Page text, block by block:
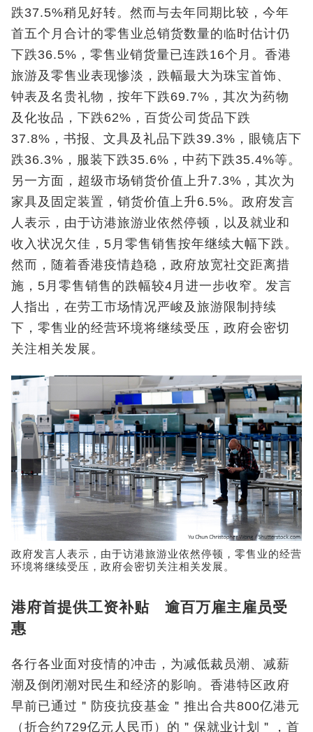
跌37.5%稍见好转。然而与去年同期比较，今年
首五个月合计的零售业总销货数量的临时估计仍
下跌36.5%，零售业销货量已连跌16个月。香港
旅游及零售业表现惨淡，跌幅最大为珠宝首饰、
钟表及名贵礼物，按年下跌69.7%，其次为药物
及化妆品，下跌62%，百货公司货品下跌
37.8%，书报、文具及礼品下跌39.3%，眼镜店下
跌36.3%，服装下跌35.6%，中药下跌35.4%等。
另一方面，超级市场销货价值上升7.3%，其次为
家具及固定装置，销货价值上升6.5%。政府发言
人表示，由于访港旅游业依然停顿，以及就业和
收入状况欠佳，5月零售销售按年继续大幅下跌。
然而，随着香港疫情趋稳，政府放宽社交距离措
施，5月零售销售的跌幅较4月进一步收窄。发言
人指出，在劳工市场情况严峻及旅游限制持续
下，零售业的经营环境将继续受压，政府会密切
关注相关发展。
政府发言人表示，由于访港旅游业依然停顿，零售业的经营
环境将继续受压，政府会密切关注相关发展。
港府首提供工资补贴 逾百万雇主雇员受
惠
各行各业面对疫情的冲击，为减低裁员潮、减薪
潮及倒闭潮对民生和经济的影响。香港特区政府
早前已通过＂防疫抗疫基金＂推出合共800亿港元
（折合约729亿元人民币）的＂保就业计划＂，首